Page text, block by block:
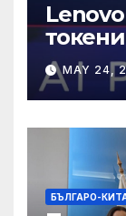
MAY 24,
БЪЛГАРО-